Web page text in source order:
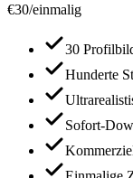
€30/einmalig
30
Hunderte
Sofort-